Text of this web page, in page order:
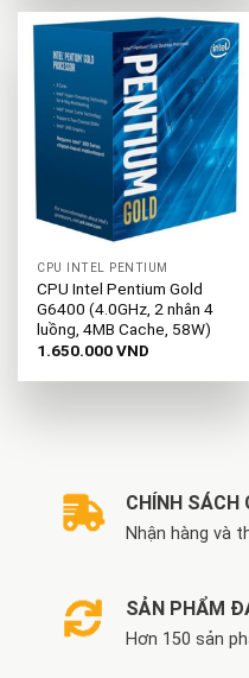
CPU INTEL PENTIUM
CPU Intel Pentium Gold
G6400 (4.0GHz, 2 nhân 4
luồng, 4MB Cache, 58W)
1.650.000VND
CHÍNH SÁCH
Nhận hàng và
SẢN PHẨM
Hơn 150 sản